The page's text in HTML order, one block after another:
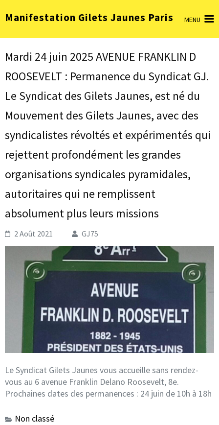
au
(Pressez
Entrée)
Manifestation Gilets Jaunes Paris MENU
Mardi 24 juin 2025 AVENUE FRANKLIN D
ROOSEVELT : Permanence du Syndicat GJ.
Le Syndicat des Gilets Jaunes, est né du
Mouvement des Gilets Jaunes, avec des
syndicalistes révoltés et expérimentés qui
rejettent profondément les grandes
organisations syndicales pyramidales,
autoritaires qui ne remplissent
absolument plus leurs missions
2 Août 2021 GJ75
Le Syndicat Gilets Jaunes vous accueille sans rendez-
vous au 6 avenue Franklin Delano Roosevelt, 8e.
Prochaines dates des permanences : 24 juin de 10h à 18h
Non classé